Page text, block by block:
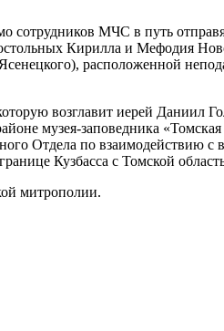
сотрудников МЧС в путь
Кирилла и Мефодия
расположенной
возглавит иерей Даниил
музея-заповедника
Отдела по взаимодействию
Кузбасса с Томской
митрополии.